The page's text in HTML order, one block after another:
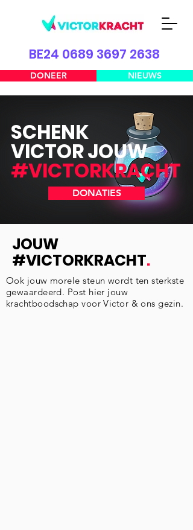
BE24 0689 3697 2638
DONEER NIEUWS
SCHENK
VICTOR JOUW
#VICTORKRACHT
DONATIES
JOUW
#VICTORKRACHT.
Ook jouw morele steun wordt ten sterkste
gewaardeerd. Post hier jouw
krachtboodschap voor Victor & ons gezin.